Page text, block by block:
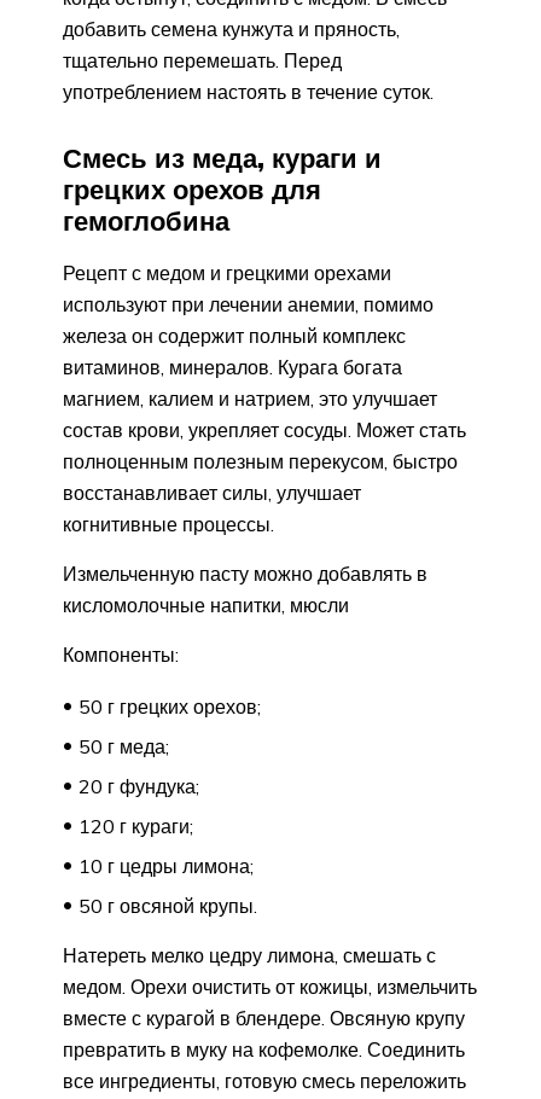
добавить семена кунжута и пряность,
тщательно перемешать. Перед
употреблением настоять в течение суток.
Смесь из меда, кураги и
грецких орехов для
гемоглобина
Рецепт с медом и грецкими орехами
используют при лечении анемии, помимо
железа он содержит полный комплекс
витаминов, минералов. Курага богата
магнием, калием и натрием, это улучшает
состав крови, укрепляет сосуды. Может стать
полноценным полезным перекусом, быстро
восстанавливает силы, улучшает
когнитивные процессы.
Измельченную пасту можно добавлять в
кисломолочные напитки, мюсли
Компоненты:
50 г грецких орехов;
50 г меда;
20 г фундука;
120 г кураги;
10 г цедры лимона;
50 г овсяной крупы.
Натереть мелко цедру лимона, смешать с
медом. Орехи очистить от кожицы, измельчить
вместе с курагой в блендере. Овсяную крупу
превратить в муку на кофемолке. Соединить
все ингредиенты, готовую смесь переложить